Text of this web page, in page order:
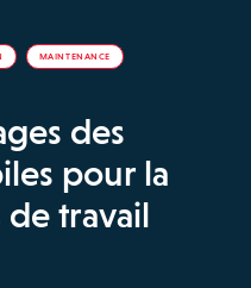
MAINTENANCE
des
pour la
travail